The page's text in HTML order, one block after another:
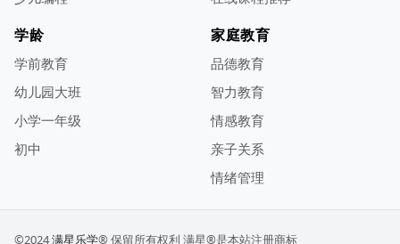
学龄
学前教育
幼儿园大班
小学一年级
初中
家庭教育
品德教育
智力教育
情感教育
亲子关系
情绪管理
©2024满星乐学® 保留所有权利 满星®是本站注册商标